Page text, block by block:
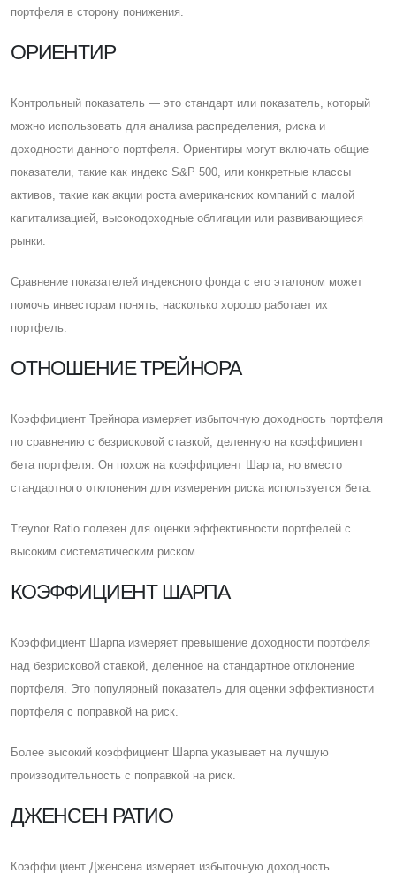
портфеля в сторону понижения.
ОРИЕНТИР
Контрольный показатель — это стандарт или показатель, который
можно использовать для анализа распределения, риска и
доходности данного портфеля. Ориентиры могут включать общие
показатели, такие как индекс S&P 500, или конкретные классы
активов, такие как акции роста американских компаний с малой
капитализацией, высокодоходные облигации или развивающиеся
рынки.
Cравнение показателей индексного фонда с его эталоном может
помочь инвесторам понять, насколько хорошо работает их
портфель.
ОТНОШЕНИЕ ТРЕЙНОРА
Коэффициент Трейнора измеряет избыточную доходность портфеля
по сравнению с безрисковой ставкой, деленную на коэффициент
бета портфеля. Он похож на коэффициент Шарпа, но вместо
стандартного отклонения для измерения риска используется бета.
Treynor Ratio полезен для оценки эффективности портфелей с
высоким систематическим риском.
КОЭФФИЦИЕНТ ШАРПА
Коэффициент Шарпа измеряет превышение доходности портфеля
над безрисковой ставкой, деленное на стандартное отклонение
портфеля. Это популярный показатель для оценки эффективности
портфеля с поправкой на риск.
Более высокий коэффициент Шарпа указывает на лучшую
производительность с поправкой на риск.
ДЖЕНСЕН РАТИО
Коэффициент Дженсена измеряет избыточную доходность